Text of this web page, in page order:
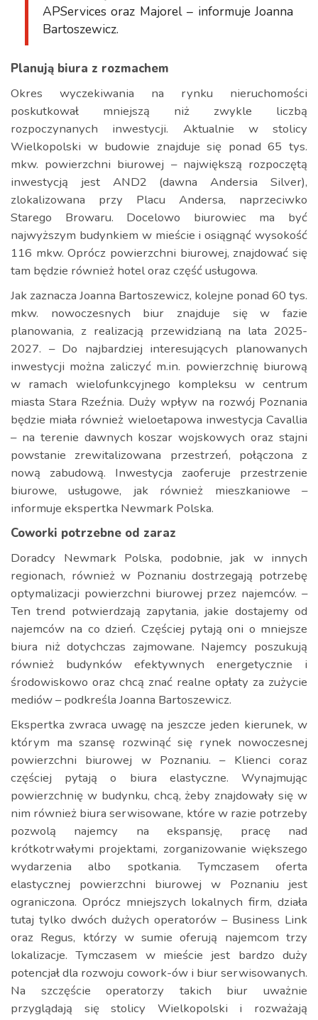
APServices oraz Majorel – informuje Joanna
Bartoszewicz.
Planują biura z rozmachem
Okres wyczekiwania na rynku nieruchomości
poskutkował mniejszą niż zwykle liczbą
rozpoczynanych inwestycji. Aktualnie w stolicy
Wielkopolski w budowie znajduje się ponad 65 tys.
mkw. powierzchni biurowej – największą rozpoczętą
inwestycją jest AND2 (dawna Andersia Silver),
zlokalizowana przy Placu Andersa, naprzeciwko
Starego Browaru. Docelowo biurowiec ma być
najwyższym budynkiem w mieście i osiągnąć wysokość
116 mkw. Oprócz powierzchni biurowej, znajdować się
tam będzie również hotel oraz część usługowa.
Jak zaznacza Joanna Bartoszewicz, kolejne ponad 60 tys.
mkw. nowoczesnych biur znajduje się w fazie
planowania, z realizacją przewidzianą na lata 2025-
2027. – Do najbardziej interesujących planowanych
inwestycji można zaliczyć m.in. powierzchnię biurową
w ramach wielofunkcyjnego kompleksu w centrum
miasta Stara Rzeźnia. Duży wpływ na rozwój Poznania
będzie miała również wieloetapowa inwestycja Cavallia
– na terenie dawnych koszar wojskowych oraz stajni
powstanie zrewitalizowana przestrzeń, połączona z
nową zabudową. Inwestycja zaoferuje przestrzenie
biurowe, usługowe, jak również mieszkaniowe –
informuje ekspertka Newmark Polska.
Coworki potrzebne od zaraz
Doradcy Newmark Polska, podobnie, jak w innych
regionach, również w Poznaniu dostrzegają potrzebę
optymalizacji powierzchni biurowej przez najemców. –
Ten trend potwierdzają zapytania, jakie dostajemy od
najemców na co dzień. Częściej pytają oni o mniejsze
biura niż dotychczas zajmowane. Najemcy poszukują
również budynków efektywnych energetycznie i
środowiskowo oraz chcą znać realne opłaty za zużycie
mediów – podkreśla Joanna Bartoszewicz.
Ekspertka zwraca uwagę na jeszcze jeden kierunek, w
którym ma szansę rozwinąć się rynek nowoczesnej
powierzchni biurowej w Poznaniu. – Klienci coraz
częściej pytają o biura elastyczne. Wynajmując
powierzchnię w budynku, chcą, żeby znajdowały się w
nim również biura serwisowane, które w razie potrzeby
pozwolą najemcy na ekspansję, pracę nad
krótkotrwałymi projektami, zorganizowanie większego
wydarzenia albo spotkania. Tymczasem oferta
elastycznej powierzchni biurowej w Poznaniu jest
ograniczona. Oprócz mniejszych lokalnych firm, działa
tutaj tylko dwóch dużych operatorów – Business Link
oraz Regus, którzy w sumie oferują najemcom trzy
lokalizacje. Tymczasem w mieście jest bardzo duży
potencjał dla rozwoju cowork-ów i biur serwisowanych.
Na szczęście operatorzy takich biur uważnie
przyglądają się stolicy Wielkopolski i rozważają